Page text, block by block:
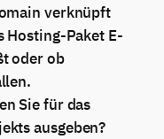
verknüpft
Hosting-Paket E-
oder ob
Sie für das
ausgeben?